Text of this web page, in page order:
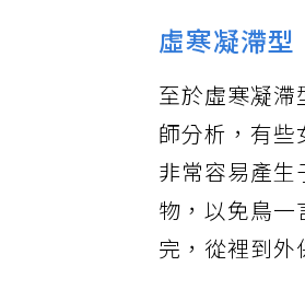
虛寒凝滯型
至於虛寒凝
師分析，有些
非常容易產
物，以免鳥
完，從裡到外